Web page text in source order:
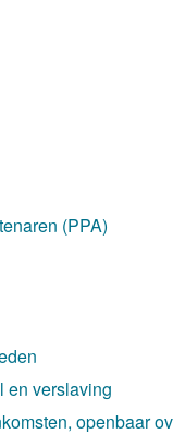
(PPA)
en verslaving
openbaar